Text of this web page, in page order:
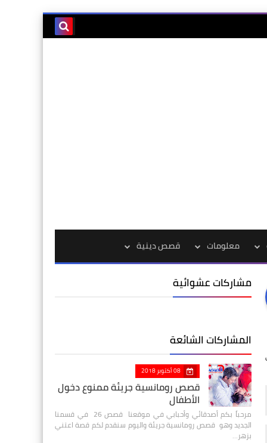
معلومات قصص دينية
مشاركات عشوائية
المشاركات الشائعة
08 أكتوبر 2018
قصص رومانسية جريئة ممنوع دخول
الأطفال
مرحباً بكم أصدقائي وأحبابي في موقعنا قصص 26 في قسمنا
الجديد وهو قصص رومانسية جريئة واليوم سنقدم لكم قصة اعتني
بزهر…